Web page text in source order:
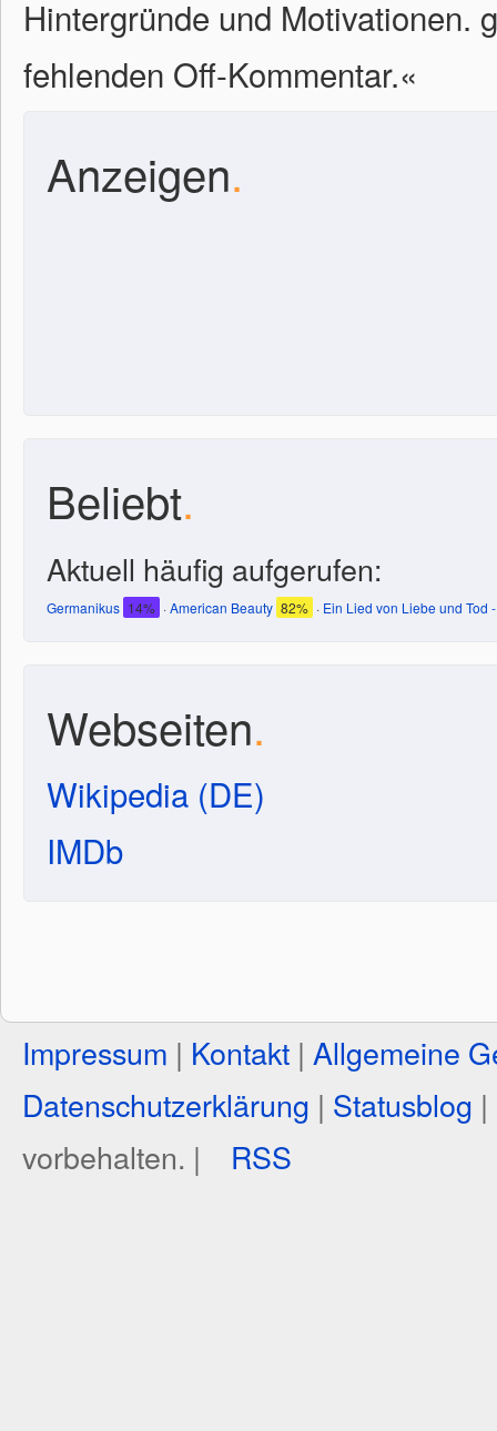
Hintergründe und Motivationen.
fehlenden Off-Kommentar.«
Anzeigen.
Beliebt.
Aktuell häufig aufgerufen:
Germanikus 14% ·American Beauty 82% · Ein Lied von Liebe und Tod
Webseiten.
Wikipedia (DE)
IMDb
Impressum | Kontakt | Allgemeine
Datenschutzerklärung | Statusblog |
vorbehalten. |
RSS